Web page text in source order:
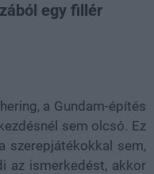
egy fillér
a Gundam-építés
sem olcsó. Ez
szerepjátékokkal sem,
az ismerkedést, akkor